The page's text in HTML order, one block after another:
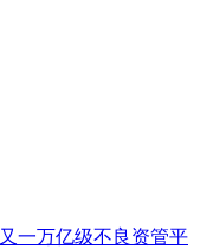
又一万亿级不良资管平